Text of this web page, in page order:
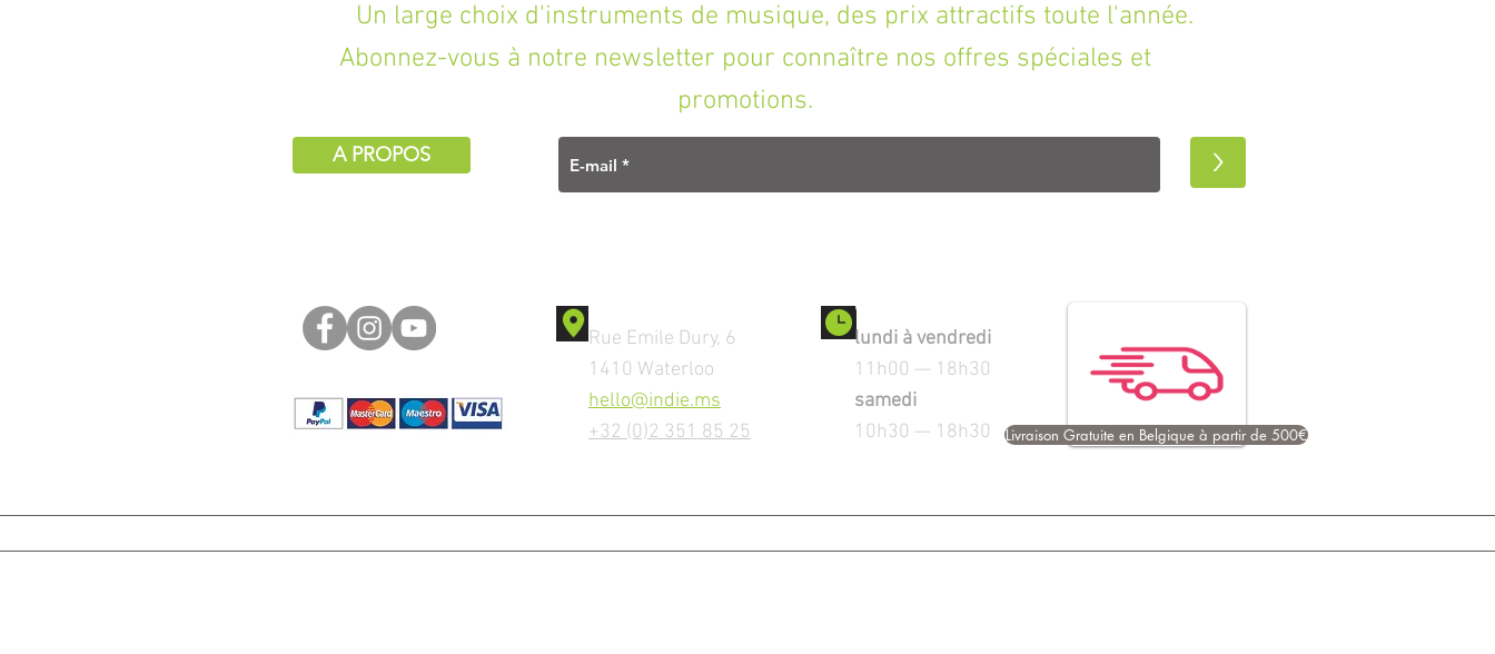
Un large choix d'instruments de musique, des prix attractifs toute l'année.
Abonnez-vous à notre newsletter pour connaître nos offres spéciales et
promotions.
A PROPOS >
Rue Emile Dury, 6
1410 Waterloo
hello@indie.ms
+32 (0)2 351 85 25
Ouverture
lundi à vendredi
11h00 — 18h30
samedi
10h30 — 18h30
Livraison Gratuite en Belgique à partir de 500€